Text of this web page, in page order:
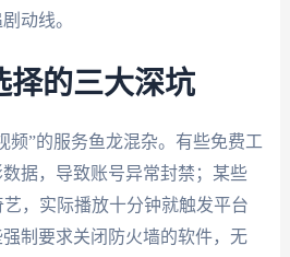
动线。
择的三大深坑
频”的服务鱼龙混杂。有些免费工
据，导致账号异常封禁；某些
，实际播放十分钟就触发平台
制要求关闭防火墙的软件，无